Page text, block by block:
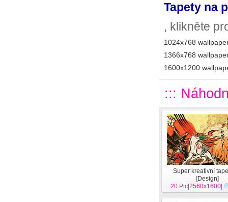
Tapety na
, klikněte
1024x768
1366x768
1600x1200
:::
Super kreativní
[Design]
20 Pic|2560x1600